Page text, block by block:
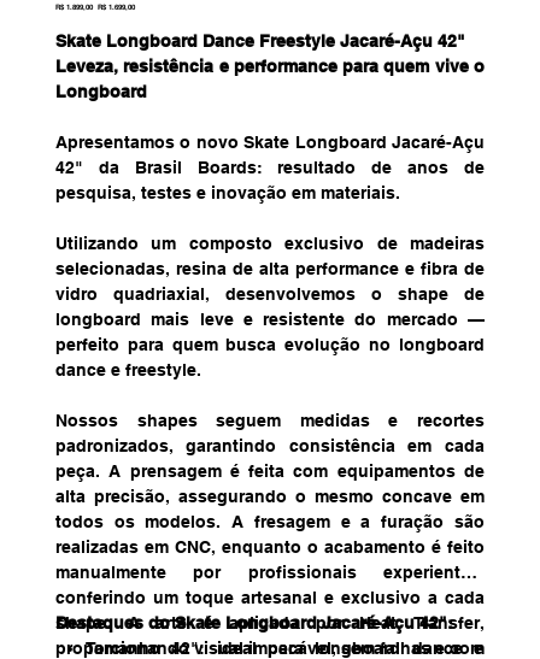
Preço
R$ 1.899,00
Preço
R$ 1.699,00
Skate Longboard Dance Freestyle Jacaré-Açu 42"
Leveza, resistência e performance para quem vive o
Longboard
Apresentamos o novo Skate Longboard Jacaré-Açu
42" da Brasil Boards: resultado de anos de
pesquisa, testes e inovação em materiais.
Utilizando um composto exclusivo de madeiras
selecionadas, resina de alta performance e fibra de
vidro quadriaxial, desenvolvemos o shape de
longboard mais leve e resistente do mercado —
perfeito para quem busca evolução no longboard
dance e freestyle.
Nossos shapes seguem medidas e recortes
padronizados, garantindo consistência em cada
peça. A prensagem é feita com equipamentos de
alta precisão, assegurando o mesmo concave em
todos os modelos. A fresagem e a furação são
realizadas em CNC, enquanto o acabamento é feito
manualmente por profissionais experientes,
conferindo um toque artesanal e exclusivo a cada
shape. A arte é aplicada por Heat Transfer,
proporcionando visual impecável, sem falhas e com
Destaques do Skate Longboard Jacaré-Açu 42":
Tamanho 42": ideal para longboard dance e